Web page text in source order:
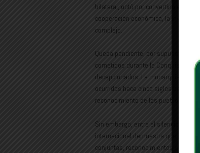
bilateral, optó por convertirlo en uno
cooperación económica, la
complejo.
Queda pendiente, por supuesto, el
cometidos durante la Conquista.
decepcionados. La monarquía
ocurridos hace cinco siglos bajo
reconocimiento de los pueblos
Sin embargo, entre el silencio
internacional demuestra que, en
conjuntas, reconocimientos